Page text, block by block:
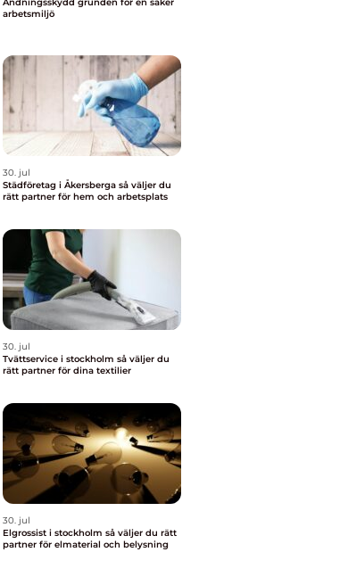
arbetsmiljö
30. jul
Städföretag i Åkersberga så väljer du
rätt partner för hem och arbetsplats
30. jul
Tvättservice i stockholm så väljer du
rätt partner för dina textilier
30. jul
Elgrossist i stockholm så väljer du rätt
partner för elmaterial och belysning